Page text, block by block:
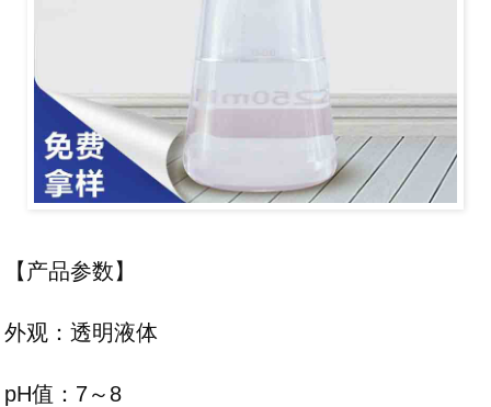
【产品参数】
外观：透明液体
pH值：7～8